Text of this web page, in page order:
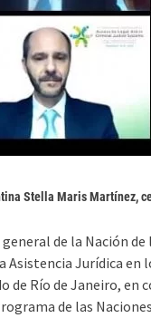
Stella Maris Martínez,
de la Nación
Asistencia Jurídica
de Río de Janeiro,
de las